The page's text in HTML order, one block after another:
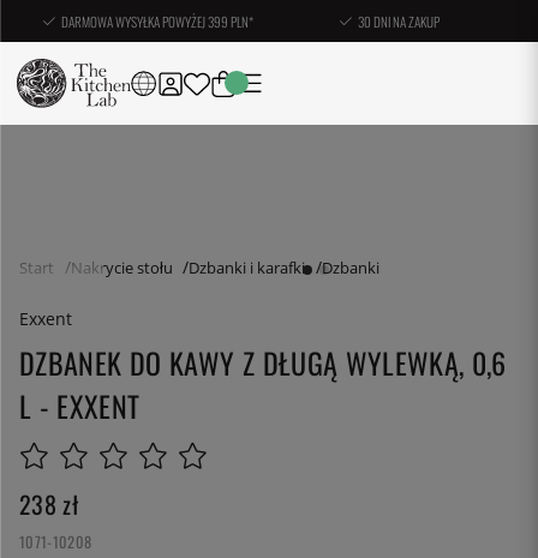
DARMOWA WYSYŁKA POWYŻEJ 399 PLN* 30 DNI NA ZAKUP
Start Nakrycie stołu Dzbanki i karafki Dzbanki
Exxent
DZBANEK DO KAWY Z DŁUGĄ WYLEWKĄ, 0,6
L - EXXENT
238 zł
1071-10208